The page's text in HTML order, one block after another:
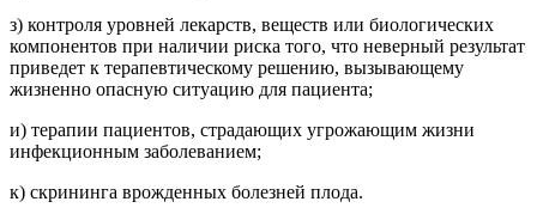
з) контроля уровней лекарств, веществ или биологических
компонентов при наличии риска того, что неверный результат
приведет к терапевтическому решению, вызывающему
жизненно опасную ситуацию для пациента;
и) терапии пациентов, страдающих угрожающим жизни
инфекционным заболеванием;
к) скрининга врожденных болезней плода.